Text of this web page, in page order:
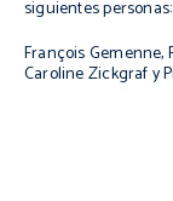
siguientes personas:
François Gemenne,
Caroline Zickgraf y